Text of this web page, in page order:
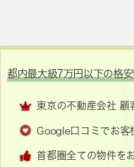
都内最大級7万円以下の格
東京の不動産会社 顧
Google口コミでお客
首都圏全ての物件を